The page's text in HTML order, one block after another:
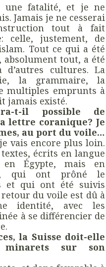
une fatalité, et je ne
Jamais je ne cesserai
tout à fait
celle, justement, de
Tout ce qui a été
absolument tout, a été
cultures. La
la grammaire, la
multiples emprunts à
jamais existé.
t-il possible de
lettre coranique? Je
au port du voile…
vais encore plus loin.
écrits en langue
en Égypte, mais en
qui ont prôné le
et qui ont été suivis
retour du voile est dû à
identité, avec les
à se différencier de
la Suisse doit-elle
minarets sur son